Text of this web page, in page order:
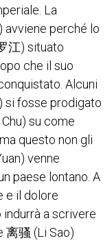
La
avviene perché lo
江) situato
che il suo
Alcuni
si fosse prodigato
su come
questo non gli
venne
paese lontano. A
e il dolore
indurrà a scrivere
离骚 (Li Sao)